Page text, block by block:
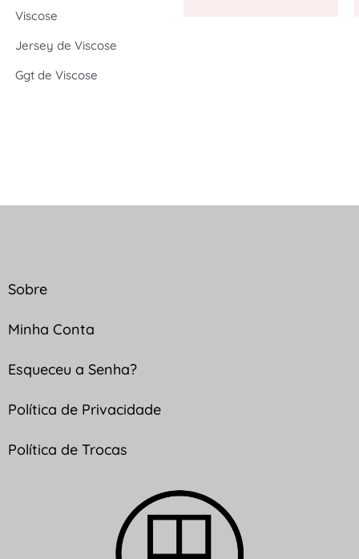
Viscose
Jersey de Viscose
Ggt de Viscose
Sobre
Minha Conta
Esqueceu a Senha?
Política de Privacidade
Política de Trocas